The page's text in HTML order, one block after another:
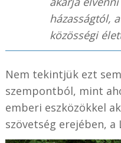
házasságtól,
közösségi
Nem tekintjük ezt
szempontból, mint
emberi eszközökkel
szövetség erejében, a